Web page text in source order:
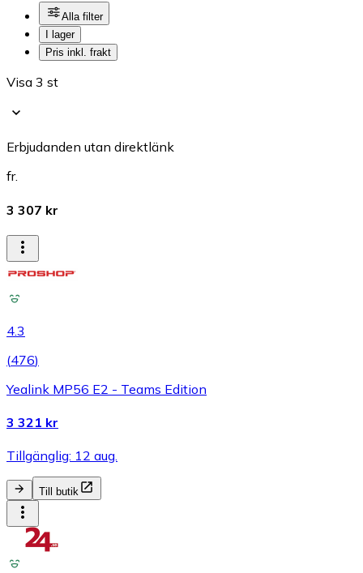
Alla filter
I lager
Pris inkl. frakt
Visa 3 st
Erbjudanden utan direktlänk
fr.
3 307 kr
4.3
(476)
Yealink MP56 E2 - Teams Edition
3 321 kr
Tillgänglig: 12 aug.
Till butik